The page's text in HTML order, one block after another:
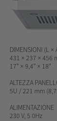
DIMENSIONI (L ×
431 × 237 × 456
17" × 9,4" × 18"
ALTEZZA
5U / 221 mm
ALIMENTAZIONE
230 V, 5 0Hz